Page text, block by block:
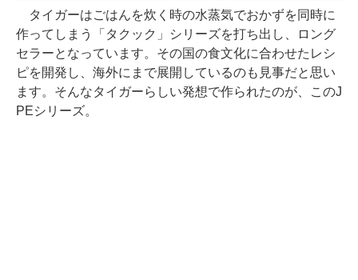
タイガーはごはんを炊く時の水蒸気でおかずを同時に
作ってしまう「タクック」シリーズを打ち出し、ロング
セラーとなっています。その国の食文化に合わせたレシ
ピを開発し、海外にまで展開しているのも見事だと思い
ます。そんなタイガーらしい発想で作られたのが、このJ
PEシリーズ。